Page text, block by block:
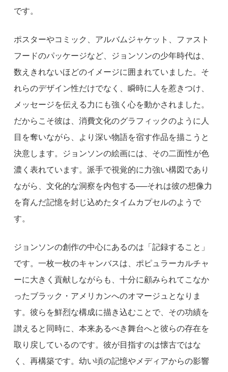
です。
ポスターやコミック、アルバムジャケット、ファスト
フードのパッケージなど、ジョンソンの少年時代は、
数えきれないほどのイメージに囲まれていました。そ
れらのデザイン性だけでなく、瞬時に人を惹きつけ、
メッセージを伝える力にも強く心を動かされました。
だからこそ彼は、消費文化のグラフィックのように人
目を奪いながら、より深い物語を宿す作品を描こうと
決意します。ジョンソンの絵画には、その二面性が色
濃く表れています。派手で視覚的に力強い構図であり
ながら、文化的な洞察を内包する──それは彼の想像力
を育んだ記憶を封じ込めたタイムカプセルのようで
す。
ジョンソンの創作の中心にあるのは「記録すること」
です。一枚一枚のキャンバスは、ポピュラーカルチャ
ーに大きく貢献しながらも、十分に顧みられてこなか
ったブラック・アメリカンへのオマージュとなりま
す。彼らを鮮烈な構成に描き込むことで、その功績を
讃えると同時に、本来あるべき舞台へと彼らの存在を
取り戻しているのです。彼が目指すのは懐古ではな
く、再構築です。幼い頃の記憶やメディアからの影響